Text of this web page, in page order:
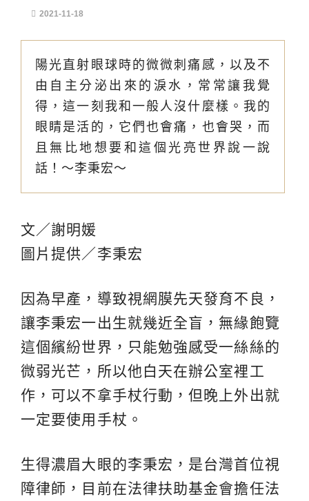
2021-11-18
陽光直射眼球時的微微刺痛感，以及不
由自主分泌出來的淚水，常常讓我覺
得，這一刻我和一般人沒什麼樣。我的
眼睛是活的，它們也會痛，也會哭，而
且無比地想要和這個光亮世界說一說
話！～李秉宏～
文／謝明媛
圖片提供／李秉宏
因為早產，導致視網膜先天發育不良，
讓李秉宏一出生就幾近全盲，無緣飽覽
這個繽紛世界，只能勉強感受一絲絲的
微弱光芒，所以他白天在辦公室裡工
作，可以不拿手杖行動，但晚上外出就
一定要使用手杖。
生得濃眉大眼的李秉宏，是台灣首位視
障律師，目前在法律扶助基金會擔任法